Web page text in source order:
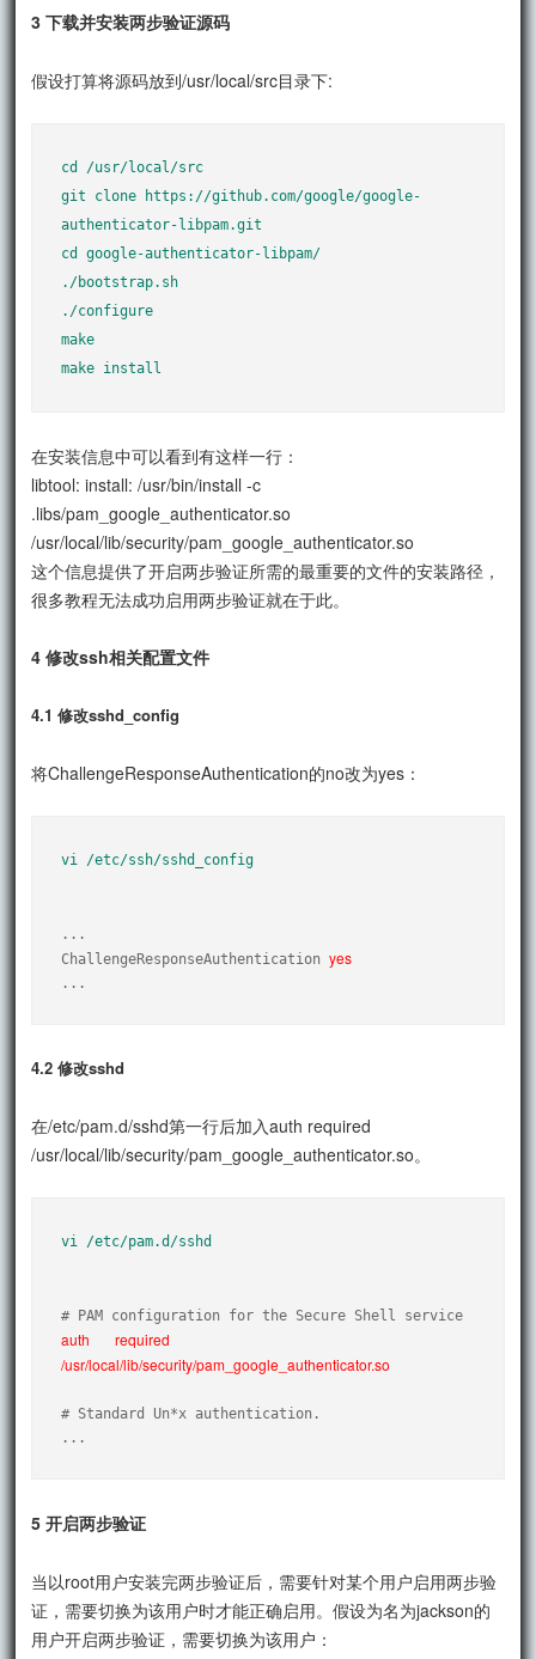
3 下载并安装两步验证源码
假设打算将源码放到/usr/local/src目录下:
cd /usr/local/src
git clone https://github.com/google/google-
authenticator-libpam.git
cd google-authenticator-libpam/
./bootstrap.sh
./configure
make
make install
在安装信息中可以看到有这样一行：
libtool: install: /usr/bin/install -c
.libs/pam_google_authenticator.so
/usr/local/lib/security/pam_google_authenticator.so
这个信息提供了开启两步验证所需的最重要的文件的安装路径，
很多教程无法成功启用两步验证就在于此。
4 修改ssh相关配置文件
4.1 修改sshd_config
将ChallengeResponseAuthentication的no改为yes：
vi /etc/ssh/sshd_config
...
ChallengeResponseAuthentication yes
...
4.2 修改sshd
在/etc/pam.d/sshd第一行后加入auth required
/usr/local/lib/security/pam_google_authenticator.so。
vi /etc/pam.d/sshd
auth       required
/usr/local/lib/security/pam_google_authenticator.so
# Standard Un*x authentication.
...
5 开启两步验证
当以root用户安装完两步验证后，需要针对某个用户启用两步验
证，需要切换为该用户时才能正确启用。假设为名为jackson的
用户开启两步验证，需要切换为该用户：